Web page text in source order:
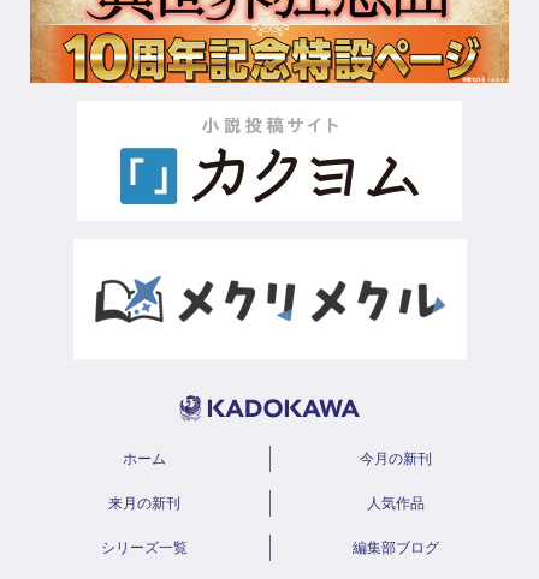
ホーム 今月の新刊
来月の新刊 人気作品
シリーズ一覧 編集部ブログ